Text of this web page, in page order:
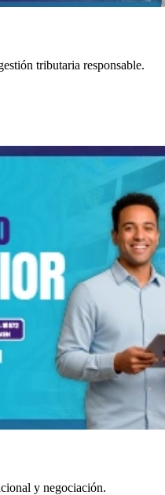
tributaria responsable.
y negociación.